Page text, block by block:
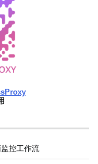
控工作流